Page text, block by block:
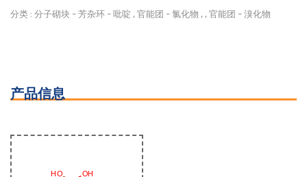
分类 : 分子砌块 - 芳杂环 - 吡啶 , 官能团 - 氯化物 , , 官能团 - 溴化物
产品信息